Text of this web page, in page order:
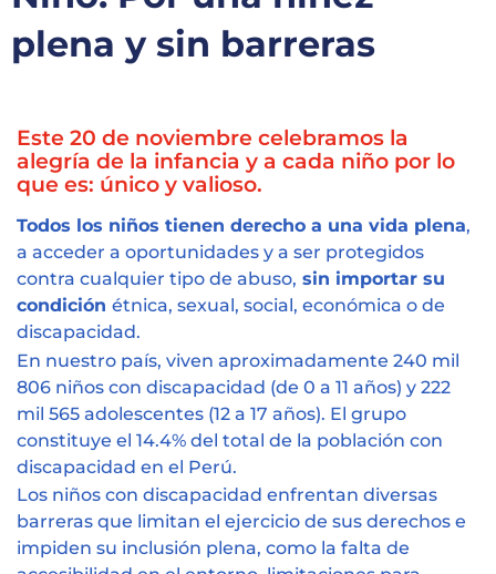
Capacítate
Novedades
Contacto
Ruta
de
reclamos
plena y sin barreras
Este 20 de noviembre celebramos la
alegría de la infancia y a cada niño por lo
que es: único y valioso.
Todos los niños tienen derecho a una vida plena,
a acceder a oportunidades y a ser protegidos
contra cualquier tipo de abuso, sin importar su
condición étnica, sexual, social, económica o de
discapacidad.
En nuestro país, viven aproximadamente 240 mil
806 niños con discapacidad (de 0 a 11 años) y 222
mil 565 adolescentes (12 a 17 años). El grupo
constituye el 14.4% del total de la población con
discapacidad en el Perú.
Los niños con discapacidad enfrentan diversas
barreras que limitan el ejercicio de sus derechos e
impiden su inclusión plena, como la falta de